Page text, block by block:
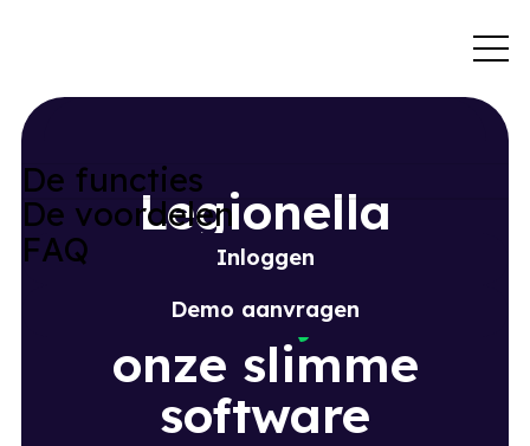
De functies
De voordelen
FAQ
Inloggen
Demo aanvragen
Legionella
preventie beheer
een eitjemet
onze slimme
software